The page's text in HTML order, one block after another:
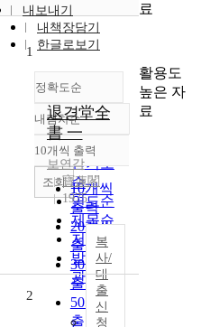
내보내기
내책장담기
한글로보기
정확도순
정확도
순
인기도
순
연도순
제목순
저자순
발행기
관순
내림차순
내림차순
10개씩 출력
10개씩
출력
20개씩
출력
30개씩
출력
50개씩
출력
조회
1
退경堂全
書 一
보연각
寶蓮閣
1975
복
사/
대
출
신
청
2
료
활용도
높은 자
료